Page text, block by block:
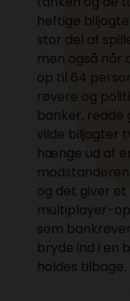
heftige
stor del af
men også når
op til 64
røvere og
banker, redde
vilde biljagter
hænge ud af
og det giver
multiplayer-
som
bryde ind i en
holdes tilbage.